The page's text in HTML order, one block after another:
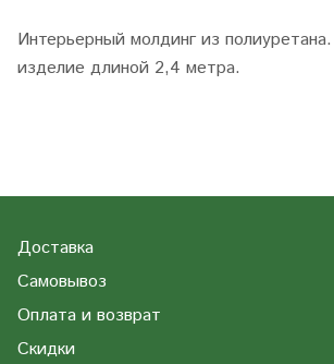
Интерьерный молдинг из
изделие длиной 2,4 метра.
Доставка
Самовывоз
Оплата и возврат
Скидки